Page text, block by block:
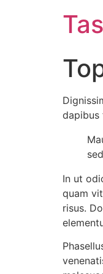
dapibus
In ut
quam
risus.